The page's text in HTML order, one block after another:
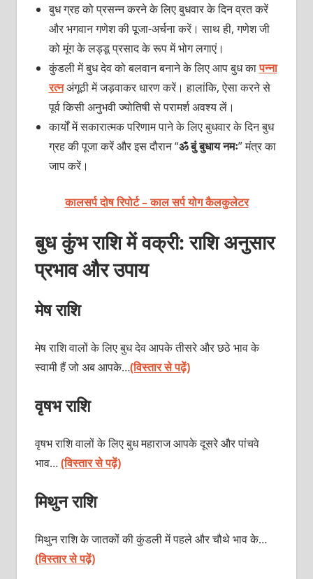
बुध ग्रह को प्रसन्न करने के लिए बुधवार के दिन व्रत करें
और भगवान गणेश की पूजा-अर्चना करें। साथ ही, गणेश जी
को मूंग के लड्डू प्रसाद के रूप में भोग लगाएं।
कुंडली में बुध देव को बलवान बनाने के लिए आप बुध कापन्ना
रत्नअंगूठी में जड़वाकर धारण करें। हालांकि, ऐसा करने से
पूर्व किसी अनुभवी ज्योतिषी से परामर्श अवश्य लें।
कार्यों में सकारात्मक परिणाम पाने के लिए बुधवार के दिन बुध
ग्रह की पूजा करें और इस दौरान “ॐ बुं बुधाय नमः” मंत्र का
जाप करें।
कालसर्प दोष रिपोर्ट – काल सर्प योग कैलकुलेटर
बुध कुंभ राशि में वक्री: राशि अनुसार
प्रभाव और उपाय
मेष राशि
मेष राशि वालों के लिए बुध देव आपके तीसरे और छठे भाव के
स्‍वामी हैं जो अब आपके…(विस्तार से पढ़ें)
वृषभ राशि
वृषभ राशि वालों के लिए बुध महाराज आपके दूसरे और पांचवे
भाव…(विस्तार से पढ़ें)
मिथुन राशि
मिथुन राशि के जातकों की कुंडली में पहले और चौथे भाव के…
(विस्तार से पढ़ें)